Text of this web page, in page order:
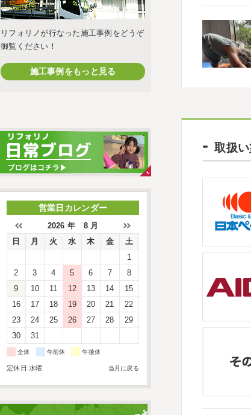
取扱
リフォリノが行なった施工事例をどうぞ
御覧ください！
施工事例をもっと見る
営業日カレンダー
2026 年 8 月
日
月 火 水 木 金
土
1
2
3 4 5 6 7
8
9
10 11 12 13 14
15
16
17 18 19 20 21
22
23
24 25 26 27 28
29
30
31
全休 午前休 午後休
当月に戻る
定休日:水曜